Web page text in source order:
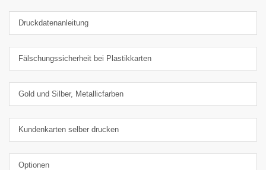
Druckdatenanleitung
Fälschungssicherheit bei Plastikkarten
Gold und Silber, Metallicfarben
Kundenkarten selber drucken
Optionen